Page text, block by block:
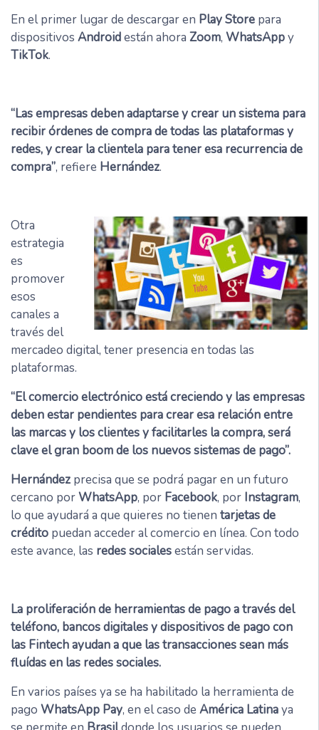
En el primer lugar de descargar en Play Store para
dispositivos Androidestán ahora Zoom, WhatsAppy
TikTok.
“Las empresas deben adaptarse y crear un sistema para
recibir órdenes de compra de todas las plataformas y
redes, y crear la clientela para tener esa recurrencia de
compra”, refiere Hernández.
Otra
estrategia
es
promover
esos
canales a
través del
mercadeo digital, tener presencia en todas las
plataformas.
“El comercio electrónico está creciendo y las empresas
deben estar pendientes para crear esa relación entre
las marcas y los clientes y facilitarles la compra, será
clave el gran boom de los nuevos sistemas de pago”.
Hernández precisa que se podrá pagar en un futuro
cercano porWhatsApp, por Facebook, por Instagram,
lo que ayudará a que quieres no tienen tarjetas de
crédito puedan acceder al comercio en línea. Con todo
este avance, las redes socialesestán servidas.
La proliferación de herramientas de pago a través del
teléfono, bancos digitales y dispositivos de pago con
las Fintech ayudan a que las transacciones sean más
fluídas en las redes sociales.
En varios países ya se ha habilitado la herramienta de
pago WhatsApp Pay, en el caso de América Latinaya